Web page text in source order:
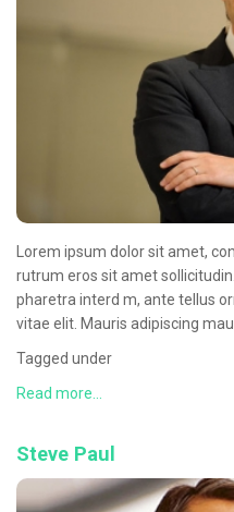
Lorem ipsum dolor sit amet,
rutrum eros sit amet
pharetra interd m, ante tellus
vitae elit. Mauris adipiscing
Tagged under
Read more...
Steve Paul
Formulaires et fiches techniques
Consultations
Nouvelles techniques à AMC
Activités et agenda scientifiques
Galerie
CONTACT